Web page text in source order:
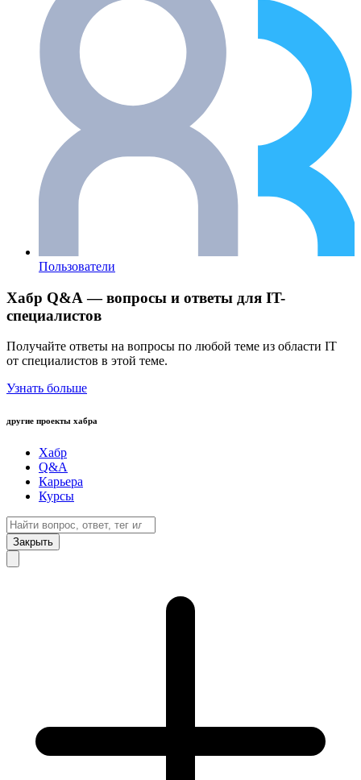
Пользователи
Хабр Q&A — вопросы и ответы для IT-
специалистов
Получайте ответы на вопросы по любой теме из области IT
от специалистов в этой теме.
Узнать больше
другие проекты хабра
Хабр
Q&A
Карьера
Курсы
Закрыть